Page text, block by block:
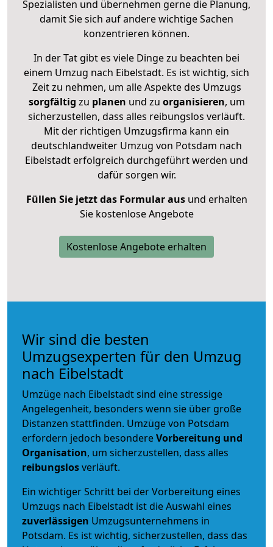
Spezialisten und übernehmen gerne die Planung,
damit Sie sich auf andere wichtige Sachen
konzentrieren können.
In der Tat gibt es viele Dinge zu beachten bei
einem Umzug nach Eibelstadt. Es ist wichtig, sich
Zeit zu nehmen, um alle Aspekte des Umzugs
sorgfältig zu planen und zu organisieren, um
sicherzustellen, dass alles reibungslos verläuft.
Mit der richtigen Umzugsfirma kann ein
deutschlandweiter Umzug von Potsdam nach
Eibelstadt erfolgreich durchgeführt werden und
dafür sorgen wir.
Füllen Sie jetzt das Formular ausund erhalten
Sie kostenlose Angebote
Kostenlose Angebote erhalten
Wir sind die besten
Umzugsexperten für den Umzug
nach Eibelstadt
Umzüge nach Eibelstadt sind eine stressige
Angelegenheit, besonders wenn sie über große
Distanzen stattfinden. Umzüge von Potsdam
erfordern jedoch besondereVorbereitung und
Organisation, um sicherzustellen, dass alles
reibungslosverläuft.
Ein wichtiger Schritt bei der Vorbereitung eines
Umzugs nach Eibelstadt ist die Auswahl eines
zuverlässigen Umzugsunternehmens in
Potsdam. Es ist wichtig, sicherzustellen, dass das